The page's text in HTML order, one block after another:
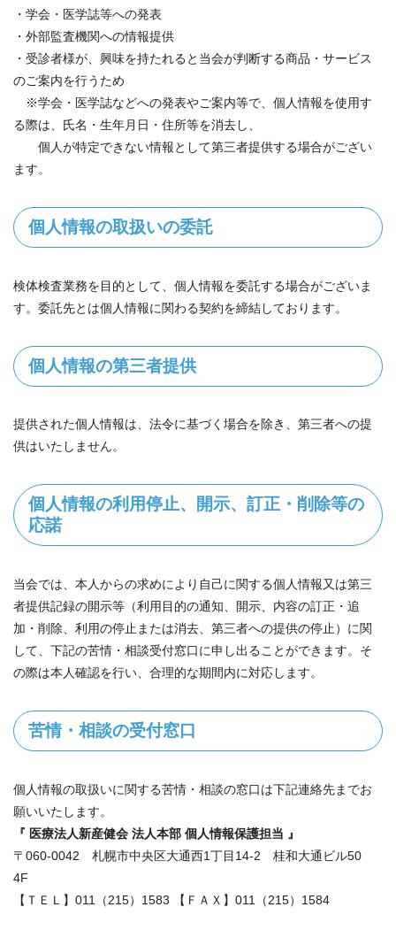
・学会・医学誌等への発表
・外部監査機関への情報提供
・受診者様が、興味を持たれると当会が判断する商品・サービス
のご案内を行うため
※学会・医学誌などへの発表やご案内等で、個人情報を使用す
る際は、氏名・生年月日・住所等を消去し、
個人が特定できない情報として第三者提供する場合がござい
ます。
個人情報の取扱いの委託
検体検査業務を目的として、個人情報を委託する場合がございま
す。委託先とは個人情報に関わる契約を締結しております。
個人情報の第三者提供
提供された個人情報は、法令に基づく場合を除き、第三者への提
供はいたしません。
個人情報の利用停止、開示、訂正・削除等の
応諾
当会では、本人からの求めにより自己に関する個人情報又は第三
者提供記録の開示等（利用目的の通知、開示、内容の訂正・追
加・削除、利用の停止または消去、第三者への提供の停止）に関
して、下記の苦情・相談受付窓口に申し出ることができます。そ
の際は本人確認を行い、合理的な期間内に対応します。
苦情・相談の受付窓口
個人情報の取扱いに関する苦情・相談の窓口は下記連絡先までお
願いいたします。
『 医療法人新産健会 法人本部 個人情報保護担当 』
〒060-0042 札幌市中央区大通西1丁目14-2 桂和大通ビル50
4F
【ＴＥＬ】011（215）1583 【ＦＡＸ】011（215）1584